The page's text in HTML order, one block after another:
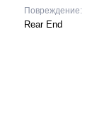
Повреждение:
Rear End